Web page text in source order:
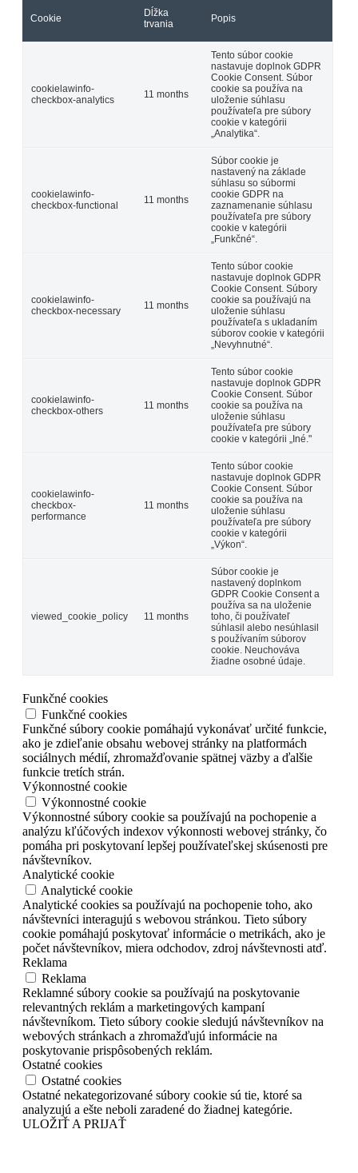
Cookie
Dĺžka
trvania
Popis
cookielawinfo-
checkbox-analytics
11 months
Tento súbor cookie
nastavuje doplnok GDPR
Cookie Consent. Súbor
cookie sa používa na
uloženie súhlasu
používateľa pre súbory
cookie v kategórii
„Analytika“.
cookielawinfo-
checkbox-functional
11 months
Súbor cookie je
nastavený na základe
súhlasu so súbormi
cookie GDPR na
zaznamenanie súhlasu
používateľa pre súbory
cookie v kategórii
„Funkčné“.
cookielawinfo-
checkbox-necessary
11 months
Tento súbor cookie
nastavuje doplnok GDPR
Cookie Consent. Súbory
cookie sa používajú na
uloženie súhlasu
používateľa s ukladaním
súborov cookie v kategórii
„Nevyhnutné“.
cookielawinfo-
checkbox-others
11 months
Tento súbor cookie
nastavuje doplnok GDPR
Cookie Consent. Súbor
cookie sa používa na
uloženie súhlasu
používateľa pre súbory
cookie v kategórii „Iné."
cookielawinfo-
checkbox-
performance
11 months
Tento súbor cookie
nastavuje doplnok GDPR
Cookie Consent. Súbor
cookie sa používa na
uloženie súhlasu
používateľa pre súbory
cookie v kategórii
„Výkon“.
viewed_cookie_policy 11 months
Súbor cookie je
nastavený doplnkom
GDPR Cookie Consent a
používa sa na uloženie
toho, či používateľ
súhlasil alebo nesúhlasil
s používaním súborov
cookie. Neuchováva
žiadne osobné údaje.
Funkčné cookies
Funkčné cookies
Funkčné súbory cookie pomáhajú vykonávať určité funkcie,
ako je zdieľanie obsahu webovej stránky na platformách
sociálnych médií, zhromažďovanie spätnej väzby a ďalšie
funkcie tretích strán.
Výkonnostné cookie
Výkonnostné cookie
Výkonnostné súbory cookie sa používajú na pochopenie a
analýzu kľúčových indexov výkonnosti webovej stránky, čo
pomáha pri poskytovaní lepšej používateľskej skúsenosti pre
návštevníkov.
Analytické cookie
Analytické cookie
Analytické cookies sa používajú na pochopenie toho, ako
návštevníci interagujú s webovou stránkou. Tieto súbory
cookie pomáhajú poskytovať informácie o metrikách, ako je
počet návštevníkov, miera odchodov, zdroj návštevnosti atď.
Reklama
Reklama
Reklamné súbory cookie sa používajú na poskytovanie
relevantných reklám a marketingových kampaní
návštevníkom. Tieto súbory cookie sledujú návštevníkov na
webových stránkach a zhromažďujú informácie na
poskytovanie prispôsobených reklám.
Ostatné cookies
Ostatné cookies
Ostatné nekategorizované súbory cookie sú tie, ktoré sa
analyzujú a ešte neboli zaradené do žiadnej kategórie.
ULOŽIŤ A PRIJAŤ